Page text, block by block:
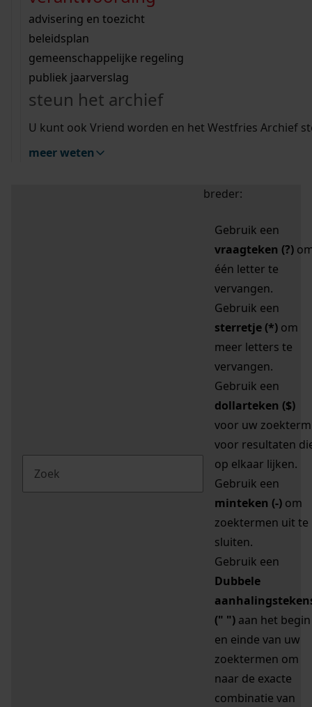
bouwvergunningen
omgevingsvergunningen
vergunningen
beeld en geluid
uitleg nodig?
Wij helpen u op weg met een aantal zoektips.
bekijk alle zoektips
Wij helpen u op weg met een aantal zoektips.
bekijk alle zoektips
bekijk ons geschiedenislokaal
advisering en toezicht
beleidsplan
gemeenschappelijke regeling
publiek jaarverslag
steun het archief
U kunt ook Vriend worden en het Westfries Archief
meer weten
zoektips
Mijn Studiezaal (inloggen)
uw zoekopdracht te
breder:
Gebruik een
vraagteken (?)
één letter te
vervangen.
Gebruik een
sterretje (*) om
meer letters te
vervangen.
Gebruik een
dollarteken ($)
voor uw zoekterm
voor resultaten
op elkaar lijken.
Gebruik een
minteken (-) om
zoektermen uit te
sluiten.
Gebruik een
Dubbele
(" ") aan het begin
en einde van uw
zoektermen om
naar de exacte
combinatie van